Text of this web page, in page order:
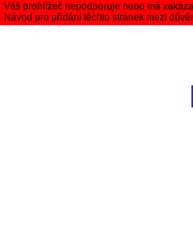
Váš prohlížeč nepodporuje nebo má
Návod pro přidání těchto stránek mezi